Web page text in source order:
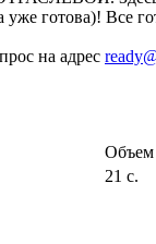
готова)! Все
на адрес
Объем
21 с.